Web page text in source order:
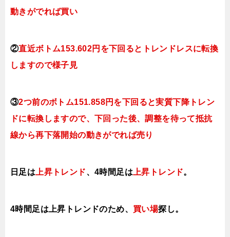
動きがでれば買い
②直近ボトム153.602円を下回るとトレンドレスに転換
しますので様子見
③2つ前のボトム151.858円を下回ると実質下降トレン
ドに転換しますので、下回った後、調整を待って抵抗
線から再下落開始の動きがでれば売り
日足は 上昇トレンド、4時間足は 上昇トレンド。
4時間足は上昇トレンドのため、 買い場探し。